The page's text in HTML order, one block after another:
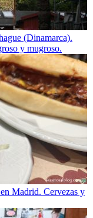
(Dinamarca).
y mugroso.
Madrid. Cervezas y